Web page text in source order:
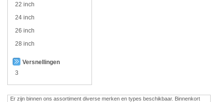
22 inch
24 inch
26 inch
28 inch
Versnellingen
3
Er zijn binnen ons assortiment diverse merken en types beschikbaar. Binnenkort